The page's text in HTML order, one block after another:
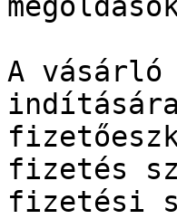
A
fizetés
fizetési